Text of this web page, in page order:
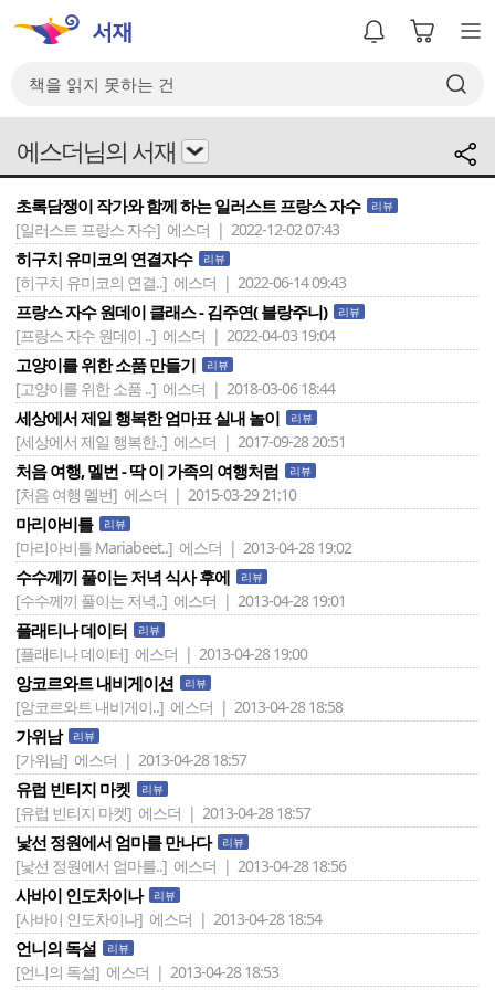
에스더님의 서재
초록담쟁이 작가와 함께 하는 일러스트 프랑스 자수 리뷰
[일러스트 프랑스 자수] 에스더 | 2022-12-02 07:43
히구치 유미코의 연결자수 리뷰
[히구치 유미코의 연결..] 에스더 | 2022-06-14 09:43
프랑스 자수 원데이 클래스 - 김주연( 블랑주니) 리뷰
[프랑스 자수 원데이 ..] 에스더 | 2022-04-03 19:04
고양이를 위한 소품 만들기 리뷰
[고양이를 위한 소품 ..] 에스더 | 2018-03-06 18:44
세상에서 제일 행복한 엄마표 실내 놀이 리뷰
[세상에서 제일 행복한..] 에스더 | 2017-09-28 20:51
처음 여행, 멜번 - 딱 이 가족의 여행처럼 리뷰
[처음 여행 멜번] 에스더 | 2015-03-29 21:10
마리아비틀 리뷰
[마리아비틀 Mariabeet..] 에스더 | 2013-04-28 19:02
수수께끼 풀이는 저녁 식사 후에 리뷰
[수수께끼 풀이는 저녁..] 에스더 | 2013-04-28 19:01
플래티나 데이터 리뷰
[플래티나 데이터] 에스더 | 2013-04-28 19:00
앙코르와트 내비게이션 리뷰
[앙코르와트 내비게이..] 에스더 | 2013-04-28 18:58
가위남 리뷰
[가위남] 에스더 | 2013-04-28 18:57
유럽 빈티지 마켓 리뷰
[유럽 빈티지 마켓] 에스더 | 2013-04-28 18:57
낯선 정원에서 엄마를 만나다 리뷰
[낯선 정원에서 엄마를..] 에스더 | 2013-04-28 18:56
사바이 인도차이나 리뷰
[사바이 인도차이나] 에스더 | 2013-04-28 18:54
언니의 독설 리뷰
[언니의 독설] 에스더 | 2013-04-28 18:53